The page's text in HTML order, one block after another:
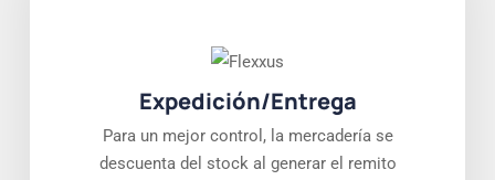
Expedición/Entrega
Para un mejor control, la mercadería se
descuenta del stock al generar el remito